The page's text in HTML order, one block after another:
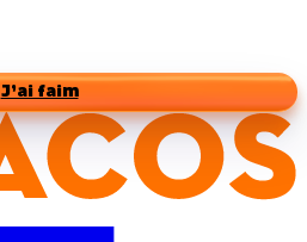
J’ai faim